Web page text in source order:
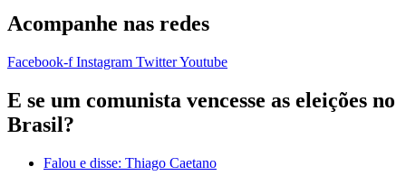
Acompanhe nas redes
Facebook-f Instagram TwitterYoutube
E se um comunista vencesse as eleições no
Brasil?
Falou e disse: Thiago Caetano